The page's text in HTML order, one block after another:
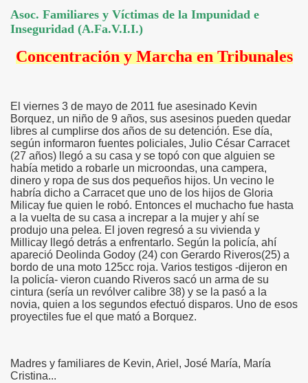
Asoc. Familiares y Víctimas de la Impunidad e
Inseguridad (A.Fa.V.I.I.)
Concentración y Marcha en Tribunales
El viernes 3 de mayo de 2011 fue asesinado Kevin
Borquez, un niño de 9 años, sus asesinos pueden quedar
libres al cumplirse dos años de su detención. Ese día,
según informaron fuentes policiales, Julio César Carracet
(27 años) llegó a su casa y se topó con que alguien se
había metido a robarle un microondas, una campera,
dinero y ropa de sus dos pequeños hijos. Un vecino le
habría dicho a Carracet que uno de los hijos de Gloria
Milicay fue quien le robó. Entonces el muchacho fue hasta
a la vuelta de su casa a increpar a la mujer y ahí se
produjo una pelea. El joven regresó a su vivienda y
Millicay llegó detrás a enfrentarlo. Según la policía, ahí
apareció Deolinda Godoy (24) con Gerardo Riveros(25) a
bordo de una moto 125cc roja. Varios testigos -dijeron en
la policía- vieron cuando Riveros sacó un arma de su
cintura (sería un revólver calibre 38) y se la pasó a la
novia, quien a los segundos efectuó disparos. Uno de esos
proyectiles fue el que mató a Borquez.
Madres y familiares de Kevin, Ariel, José María, María
Cristina...